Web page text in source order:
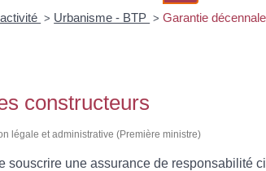
> Urbanisme - BTP > Garantie
constructeurs
légale et administrative (Première ministre)
souscrire une assurance de responsabilité